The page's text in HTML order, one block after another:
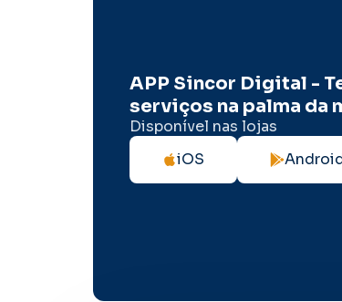
APP Sincor Digital -
serviços na palma da
Disponível nas lojas
iOS